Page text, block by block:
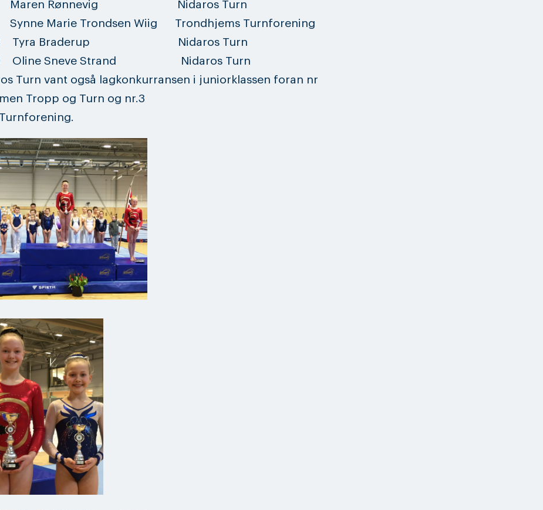
Maren Rønnevig Nidaros Turn
Synne Marie Trondsen Wiig Trondhjems Turnforening
Tyra Braderup Nidaros Turn
Oline Sneve Strand Nidaros Turn
Turn vant også lagkonkurransen i juniorklassen foran nr
Tropp og Turn og nr.3